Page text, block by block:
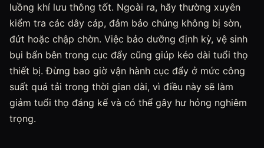
luồng khí lưu thông tốt. Ngoài ra, hãy thường xuyên
kiểm tra các dây cáp, đảm bảo chúng không bị sờn,
đứt hoặc chập chờn. Việc bảo dưỡng định kỳ, vệ sinh
bụi bẩn bên trong cục đẩy cũng giúp kéo dài tuổi thọ
thiết bị. Đừng bao giờ vận hành cục đẩy ở mức công
suất quá tải trong thời gian dài, vì điều này sẽ làm
giảm tuổi thọ đáng kể và có thể gây hư hỏng nghiêm
trọng.